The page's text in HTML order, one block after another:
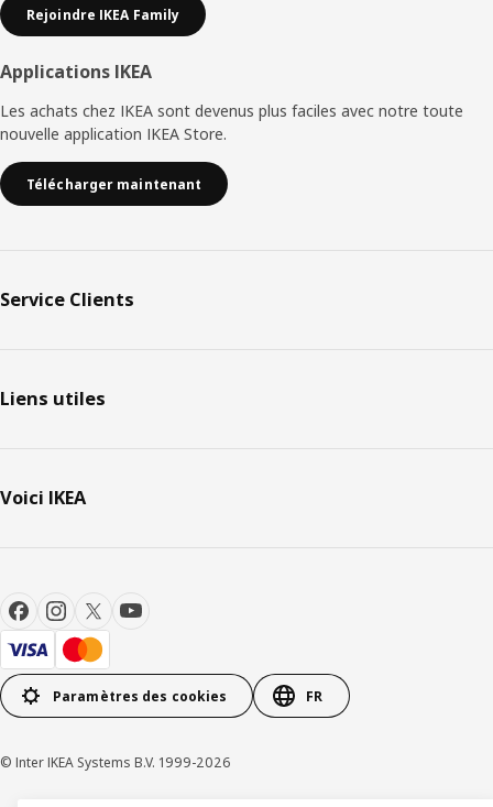
Rejoindre IKEA Family
Applications IKEA
Les achats chez IKEA sont devenus plus faciles avec notre toute
nouvelle application IKEA Store.
Télécharger maintenant
Service Clients
Liens utiles
Voici IKEA
Paramètres des cookies FR
© Inter IKEA Systems B.V. 1999-2026